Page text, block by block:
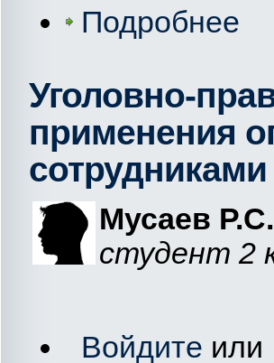
Подробнее
Уголовно-
применения
Мусаев
студент 2
Войдите или